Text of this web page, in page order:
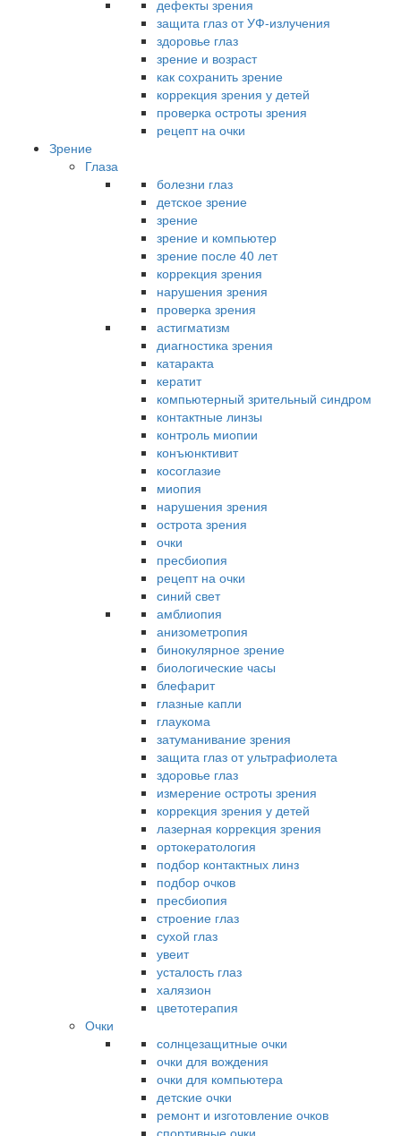
дефекты зрения
защита глаз от УФ-излучения
здоровье глаз
зрение и возраст
как сохранить зрение
коррекция зрения у детей
проверка остроты зрения
рецепт на очки
Зрение
Глаза
болезни глаз
детское зрение
зрение
зрение и компьютер
зрение после 40 лет
коррекция зрения
нарушения зрения
проверка зрения
астигматизм
диагностика зрения
катаракта
кератит
компьютерный зрительный синдром
контактные линзы
контроль миопии
конъюнктивит
косоглазие
миопия
нарушения зрения
острота зрения
очки
пресбиопия
рецепт на очки
синий свет
амблиопия
анизометропия
бинокулярное зрение
биологические часы
блефарит
глазные капли
глаукома
затуманивание зрения
защита глаз от ультрафиолета
здоровье глаз
измерение остроты зрения
коррекция зрения у детей
лазерная коррекция зрения
ортокератология
подбор контактных линз
подбор очков
пресбиопия
строение глаз
сухой глаз
увеит
усталость глаз
халязион
цветотерапия
Очки
солнцезащитные очки
очки для вождения
очки для компьютера
детские очки
ремонт и изготовление очков